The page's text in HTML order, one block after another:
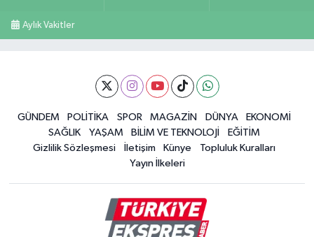
Aylık Vakitler
GÜNDEM POLİTİKA SPOR MAGAZİN DÜNYA
EKONOMİ
SAĞLIK
YAŞAM BİLİM VE TEKNOLOJİ
EĞİTİM
Gizlilik Sözleşmesi
İletişim Künye
Topluluk Kuralları
Yayın İlkeleri